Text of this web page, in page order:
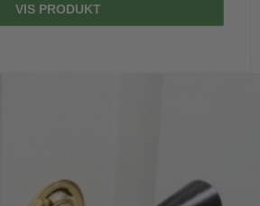
VIS PRODUKT